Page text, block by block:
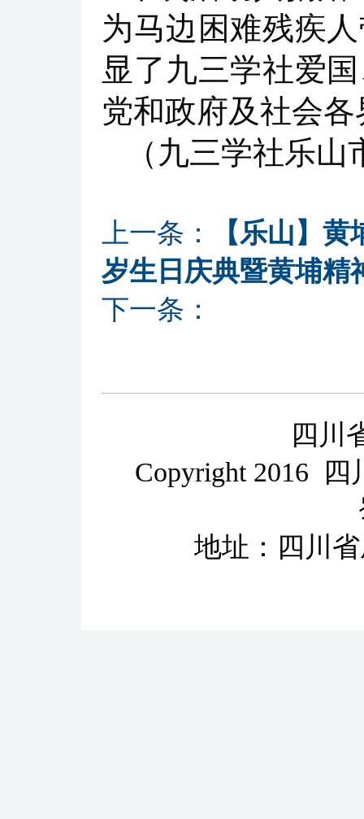
为马边困难残疾
显了九三学社爱
党和政府及社会
（九三学社乐
上一条：
【乐山】
岁生日庆典暨黄埔精
下一条：
四川
Copyright 2016 四
地址：四川省